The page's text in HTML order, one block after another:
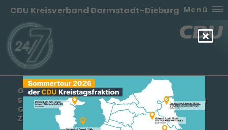
CDU Kreisverband Darmstadt-Dieburg Menü
GOTTFRIED MILDE UND MANFRED PENTZ SETZEN
SICH GEMEINSAM FÜR GYMNASIALE OBERSTUFE IN
GRIESHEIM EIN – „ABITUR IN GRIESHEIM IST UNSER
ZIEL“